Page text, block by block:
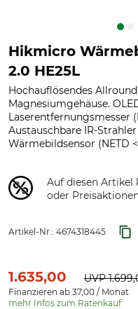
Hikmicro
2.0 HE25L
Hochauflösendes
Magnesiumgehäuse.
Laserentfernungsmesser
Austauschbare IR-
Wärmebildsensor (NETD
Auf diesen Artikel
oder
Artikel-Nr.: 4674318445
1.635,00 UVP
Finanzieren ab 37,00 / Monat
mehr Infos zum Ratenkauf